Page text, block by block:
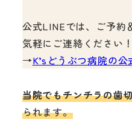
公式LINEでは、ご予約
気軽にご連絡ください！
→K’sどうぶつ病院の
当院でもチンチラの歯
られます。